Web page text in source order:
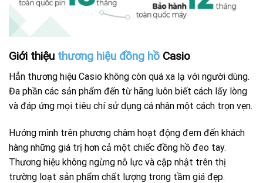
Giới thiệu thương hiệu đồng hồ Casio
Hẳn thương hiệu Casio không còn quá xa lạ với người dùng.
Đa phần các sản phẩm đến từ hãng luôn biết cách lấy lòng
và đáp ứng mọi tiêu chí sử dụng cá nhân một cách trọn vẹn.
Hướng mình trên phương châm hoạt động đem đến khách
hàng những giá trị hơn cả một chiếc đồng hồ đeo tay.
Thương hiệu không ngừng nỗ lực và cập nhật trên thị
trường loạt sản phẩm chất lượng trong tầm giá đẹp.